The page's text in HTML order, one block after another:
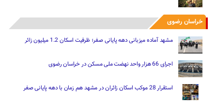
خراسان رضوی
مشهد آماده میزبانی دهه پایانی صفر؛ ظرفیت اسکان 1.2 میلیون زائر
اجرای 66 هزار واحد نهضت ملی مسکن در خراسان رضوی
استقرار 28 موکب اسکان زائران در مشهد هم زمان با دهه پایانی صفر